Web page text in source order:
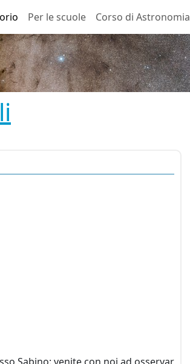
Per le scuole Corso di Astronomia